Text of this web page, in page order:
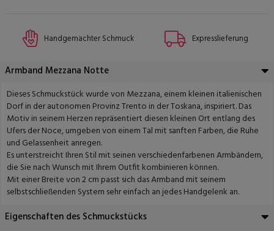
Handgemachter Schmuck Expresslieferung
Armband Mezzana Notte
Dieses Schmuckstück wurde von Mezzana, einem kleinen italienischen
Dorf in der autonomen Provinz Trento in der Toskana, inspiriert. Das
Motiv in seinem Herzen repräsentiert diesen kleinen Ort entlang des
Ufers der Noce, umgeben von einem Tal mit sanften Farben, die Ruhe
und Gelassenheit anregen.
Es unterstreicht Ihren Stil mit seinen verschiedenfarbenen Armbändern,
die Sie nach Wunsch mit Ihrem Outfit kombinieren können.
Mit einer Breite von 2 cm passt sich das Armband mit seinem
selbstschließenden System sehr einfach an jedes Handgelenk an.
Eigenschaften des Schmuckstücks